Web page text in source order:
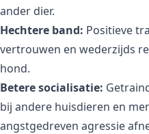
ander dier.
Hechtere band: Positieve
vertrouwen en wederzijds
hond.
Betere socialisatie:
bij andere huisdieren en
angstgedreven agressie